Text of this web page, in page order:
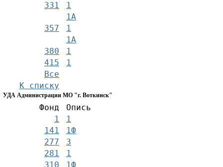
331
1
1А
357
1
1А
380
1
415
1
Все
К списку
УДА Администрации МО "г. Воткинск"
Фонд
Опись
1
1
141
1Ф
277
3
281
1
310
1Ф